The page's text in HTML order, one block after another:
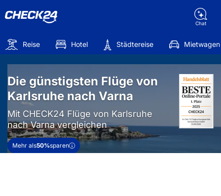
Chat
Reise Hotel Städtereise Mietwagen
Die günstigsten Flüge von
Karlsruhe nach Varna
Mit CHECK24 Flüge von Karlsruhe
nach Varna vergleichen
Mehr als50%sparen